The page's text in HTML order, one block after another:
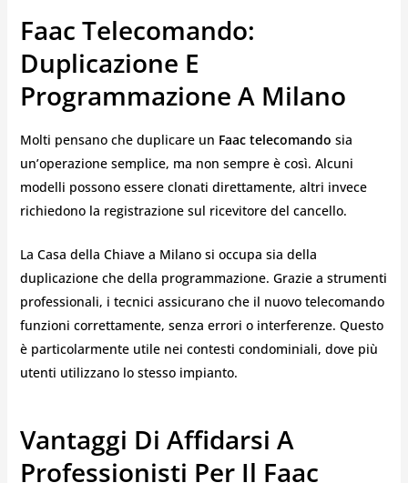
Faac Telecomando:
Duplicazione E
Programmazione A Milano
Molti pensano che duplicare un Faac telecomando sia
un’operazione semplice, ma non sempre è così. Alcuni
modelli possono essere clonati direttamente, altri invece
richiedono la registrazione sul ricevitore del cancello.
La Casa della Chiave a Milano si occupa sia della
duplicazione che della programmazione. Grazie a strumenti
professionali, i tecnici assicurano che il nuovo telecomando
funzioni correttamente, senza errori o interferenze. Questo
è particolarmente utile nei contesti condominiali, dove più
utenti utilizzano lo stesso impianto.
Vantaggi Di Affidarsi A
Professionisti Per Il Faac